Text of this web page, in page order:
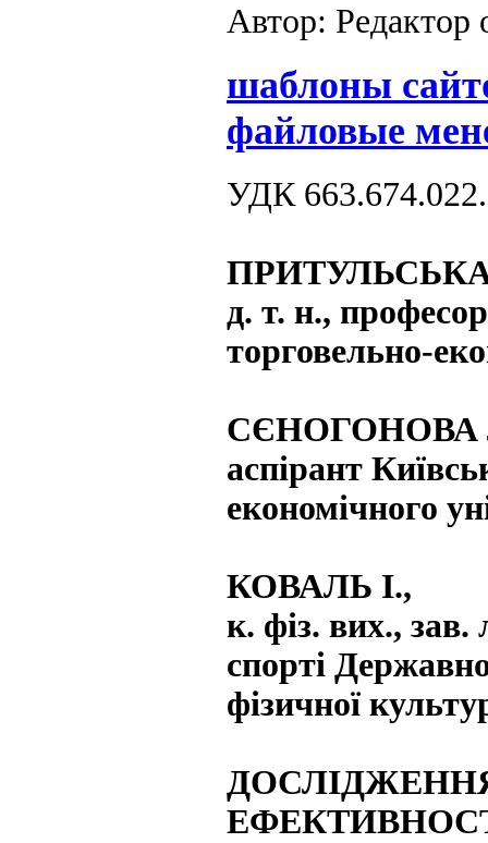
Автор: Редактор
шаблоны
файловые
УДК
д. т. н.,
торговельно-
СЄНОГОНОВА
аспірант
економічного
КОВАЛЬ І.,
к. фіз. вих., зав.
спорті
фізичної